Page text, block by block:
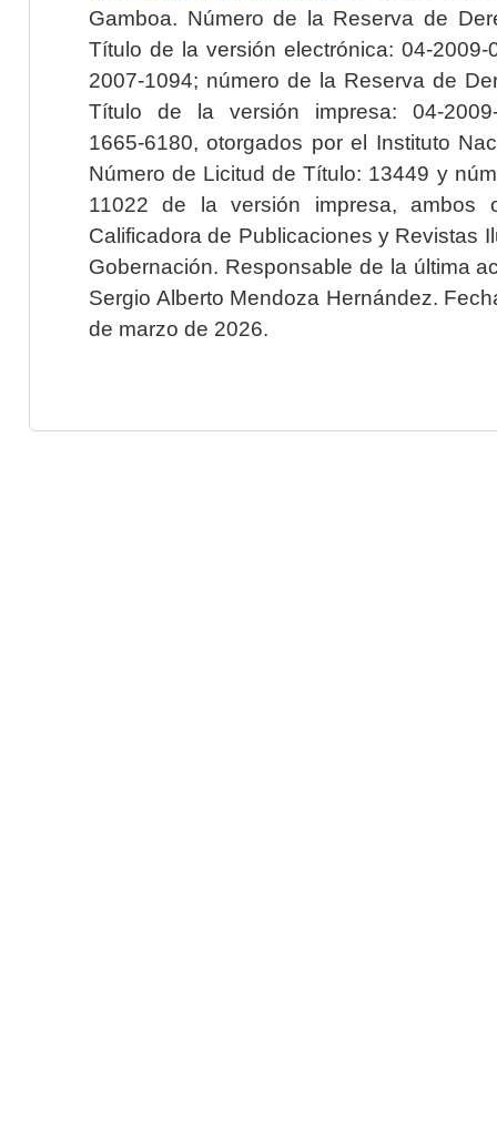
Gamboa. Número de la Reserva de
Título de la versión electrónica: 04-2009-
2007-1094; número de la Reserva de
Título de la versión impresa: 04-2009-
1665-6180, otorgados por el Instituto
Número de Licitud de Título: 13449 y
11022 de la versión impresa, ambos
Calificadora de Publicaciones y Revistas
Gobernación. Responsable de la última
Sergio Alberto Mendoza Hernández.
de marzo de 2026.